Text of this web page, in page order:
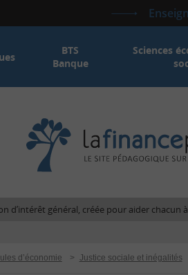
BTS
Banque
Sciences
d’intérêt général, créée pour aider chacun
d’économie > Justice sociale et inégalités